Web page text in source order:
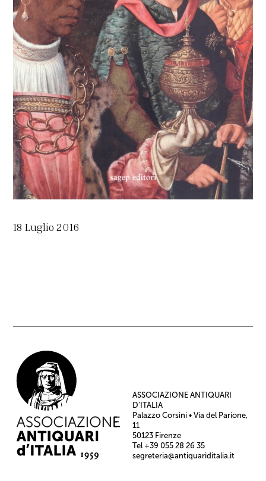
18 Luglio 2016
ASSOCIAZIONE ANTIQUARI
D’ITALIA
Palazzo Corsini • Via del Parione,
11
50123 Firenze
Tel +39 055 28 26 35
segreteria@antiquariditalia.it